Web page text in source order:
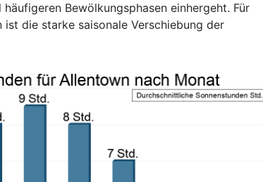
Bewölkungsphasen einhergeht. Für
ist die starke saisonale Verschiebung der